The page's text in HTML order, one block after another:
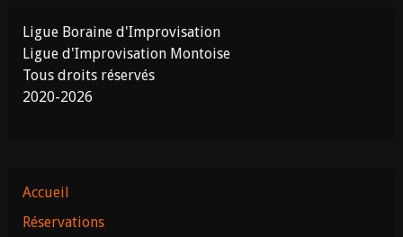
Ligue Boraine d'Improvisation
Ligue d'Improvisation Montoise
Tous droits réservés
2020-2026
Accueil
Réservations